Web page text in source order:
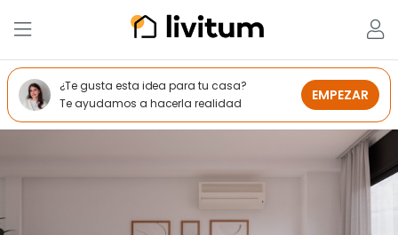
¿Te gusta esta idea para tu casa?
Te ayudamos a hacerla realidad
EMPEZAR